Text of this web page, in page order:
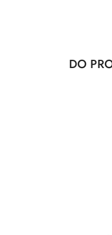
Pomiń karuzelę
DO